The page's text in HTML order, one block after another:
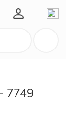
Minha Conta
7749